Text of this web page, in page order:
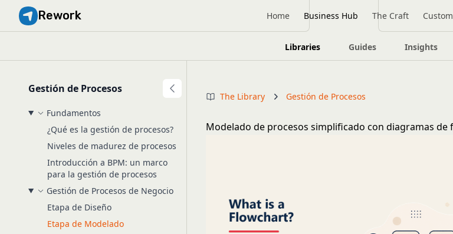
Rework Home Business Hub The Craft
Libraries Guides Insights
Gestión de Procesos
Fundamentos
¿Qué es la gestión de procesos?
Niveles de madurez de procesos
Introducción a BPM: un marco
para la gestión de procesos
Gestión de Procesos de Negocio
Etapa de Diseño
Etapa de Modelado
The Library Gestión de Procesos
Modelado de procesos simplificado con diagramas de